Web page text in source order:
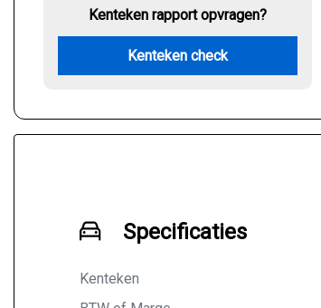
Kenteken rapport opvragen?
Kenteken check
Specificaties
Kenteken